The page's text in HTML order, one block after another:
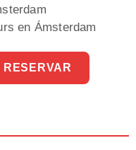
en Ámsterdam
RESERVAR